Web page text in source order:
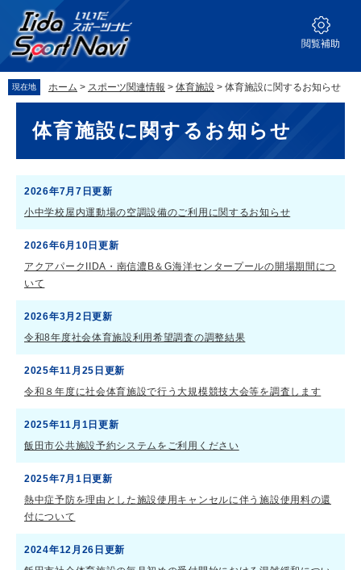
の
先
頭
ー
を
飛
閲覧補助
現在地 ホーム > スポーツ関連情報 > 体育施設 > 体育施設に関するお知らせ
体育施設に関するお知らせ
2026年7月7日更新
小中学校屋内運動場の空調設備のご利用に関するお知らせ
2026年6月10日更新
アクアパークIIDA・南信濃B＆G海洋センタープールの開場期間につ
いて
2026年3月2日更新
令和8年度社会体育施設利用希望調査の調整結果
2025年11月25日更新
令和８年度に社会体育施設で行う大規模競技大会等を調査します
2025年11月1日更新
飯田市公共施設予約システムをご利用ください
2025年7月1日更新
熱中症予防を理由とした施設使用キャンセルに伴う施設使用料の還
付について
2024年12月26日更新